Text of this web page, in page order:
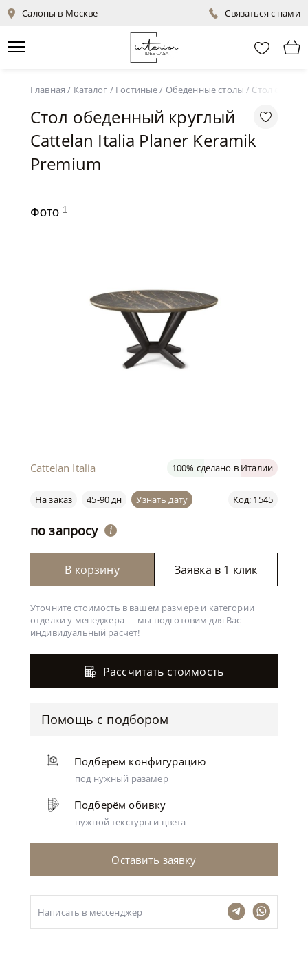
Салоны в Москве Связаться с нами
Главная / Каталог / Гостиные/ Обеденные столы / Стол
Стол обеденный круглый
Cattelan Italia Planer Keramik
Premium
Фото 1
Cattelan Italia 100% сделано в Италии
Код: 1545
На заказ 45-90 дн Узнать дату
по запросу i
В корзину Заявка в 1 клик
Уточните стоимость в вашем размере и категории
отделки у менеджера — мы подготовим для Вас
индивидуальный расчет!
Рассчитать стоимость
Помощь с подбором
Подберём конфигурацию
под нужный разамер
Подберём обивку
нужной текстуры и цвета
Оставить заявку
Написать в мессенджер